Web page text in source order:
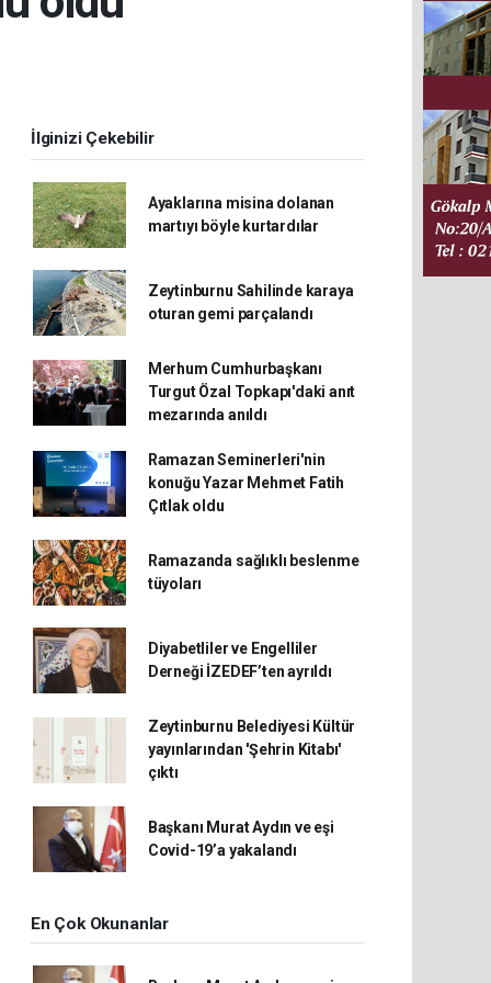
İlginizi Çekebilir
Ayaklarına misina dolanan
martıyı böyle kurtardılar
Zeytinburnu Sahilinde karaya
oturan gemi parçalandı
Merhum Cumhurbaşkanı
Turgut Özal Topkapı'daki anıt
mezarında anıldı
Ramazan Seminerleri'nin
konuğu Yazar Mehmet Fatih
Çıtlak oldu
Ramazanda sağlıklı beslenme
tüyoları
Diyabetliler ve Engelliler
Derneği İZEDEF’ten ayrıldı
Zeytinburnu Belediyesi Kültür
yayınlarından 'Şehrin Kitabı'
çıktı
Başkanı Murat Aydın ve eşi
Covid-19’a yakalandı
En Çok Okunanlar